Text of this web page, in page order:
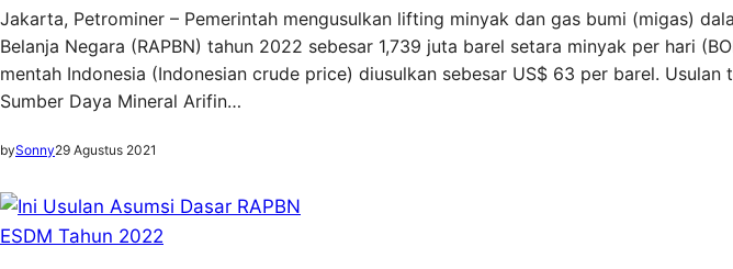
Jakarta, Petrominer – Pemerintah mengusulkan lifting minyak dan gas bumi (migas)
Belanja Negara (RAPBN) tahun 2022 sebesar 1,739 juta barel setara minyak per hari
mentah Indonesia (Indonesian crude price) diusulkan sebesar US$ 63 per barel.
Sumber Daya Mineral Arifin…
bySonny29 Agustus 2021